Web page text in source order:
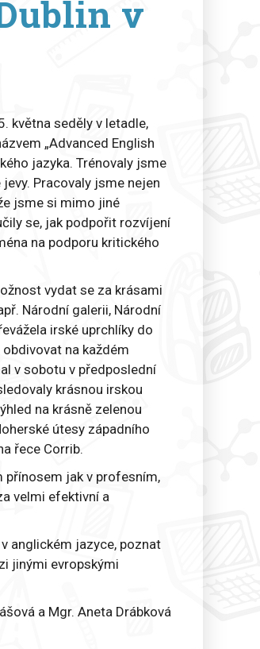
v
května seděly v letadle,
„Advanced English
jazyka. Trénovaly jsme
Pracovaly jsme nejen
jsme si mimo jiné
se, jak podpořit rozvíjení
na podporu kritického
vydat se za krásami
Národní galerii, Národní
irské uprchlíky do
na každém
v sobotu v předposlední
krásnou irskou
na krásně zelenou
útesy západního
řece Corrib.
přínosem jak v profesním,
velmi efektivní a
anglickém jazyce, poznat
jinými evropskými
a Mgr. Aneta Drábková